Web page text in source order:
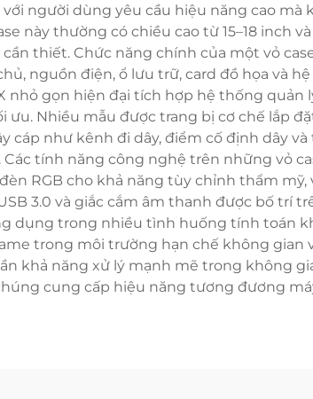
người dùng yêu cầu hiệu năng cao
này thường có chiều cao từ 15–18
thiết. Chức năng chính của một vỏ
nguồn điện, ổ lưu trữ, card đồ họa và
nhỏ gọn hiện đại tích hợp hệ thống
Nhiều mẫu được trang bị cơ chế lắp
cáp như kênh đi dây, điểm cố định dây
tính năng công nghệ trên những vỏ
RGB cho khả năng tùy chỉnh thẩm
3.0 và giắc cắm âm thanh được bố
dụng trong nhiều tình huống tính toán
trong môi trường hạn chế không gian
khả năng xử lý mạnh mẽ trong không
cung cấp hiệu năng tương đương